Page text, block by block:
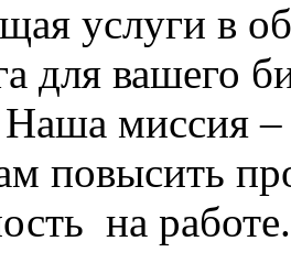
услуги в
для вашего
Наша миссия
повысить
на работе.